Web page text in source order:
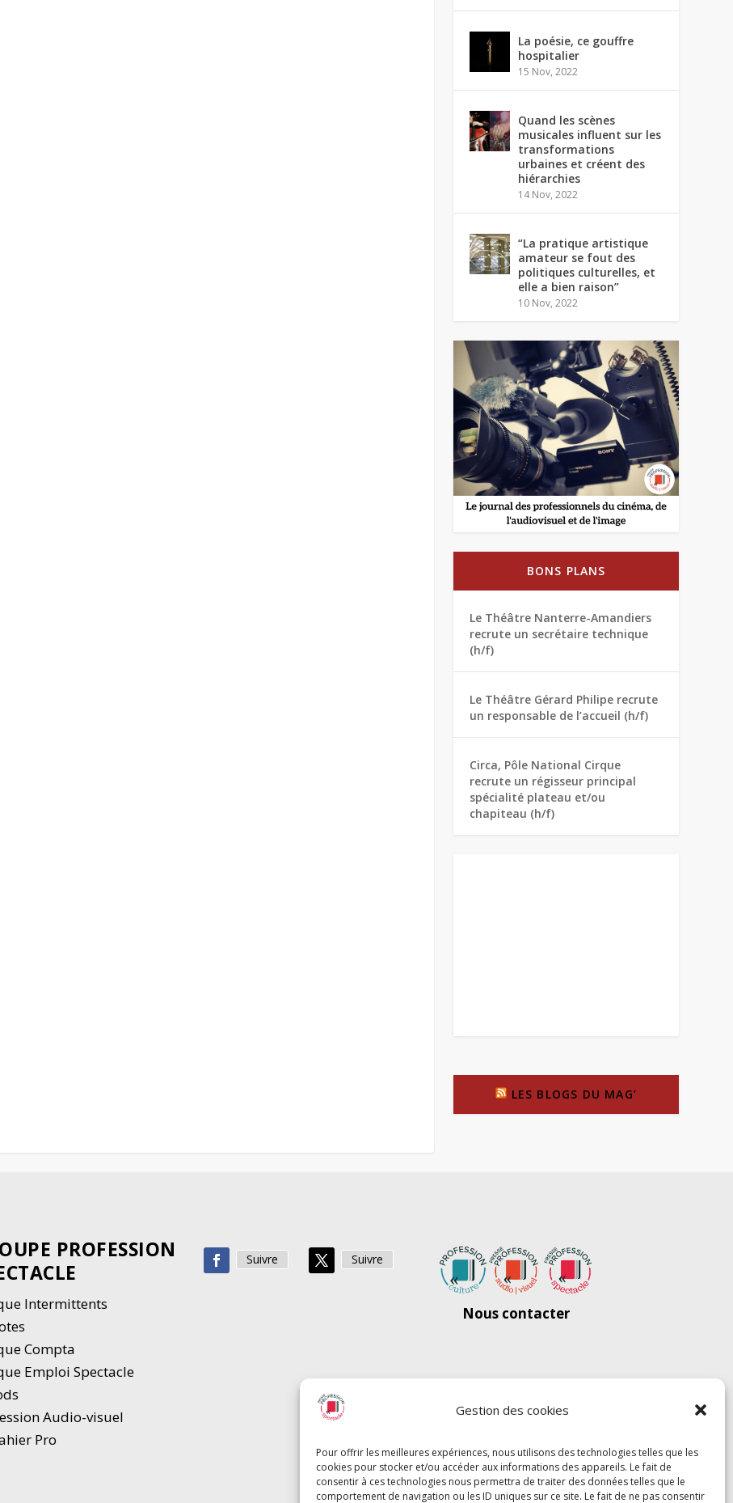
Gestion des cookies
Pour offrir les meilleures expériences, nous utilisons des technologies telles que les
cookies pour stocker et/ou accéder aux informations des appareils. Le fait de
consentir à ces technologies nous permettra de traiter des données telles que le
comportement de navigation ou les ID uniques sur ce site. Le fait de ne pas consentir
La poésie, ce gouffre
hospitalier
15 Nov, 2022
Quand les scènes
musicales influent sur les
transformations
urbaines et créent des
hiérarchies
14 Nov, 2022
“La pratique artistique
amateur se fout des
politiques culturelles, et
elle a bien raison”
10 Nov, 2022
BONS PLANS
Le Théâtre Nanterre-Amandiers
recrute un secrétaire technique
(h/f)
Le Théâtre Gérard Philipe recrute
un responsable de l’accueil (h/f)
Circa, Pôle National Cirque
recrute un régisseur principal
spécialité plateau et/ou
chapiteau (h/f)
LES BLOGS DU MAG’
PROFESSION
Intermittents
Compta
Emploi Spectacle
Audio-visuel
Pro
Suivre Suivre
Nous contacter